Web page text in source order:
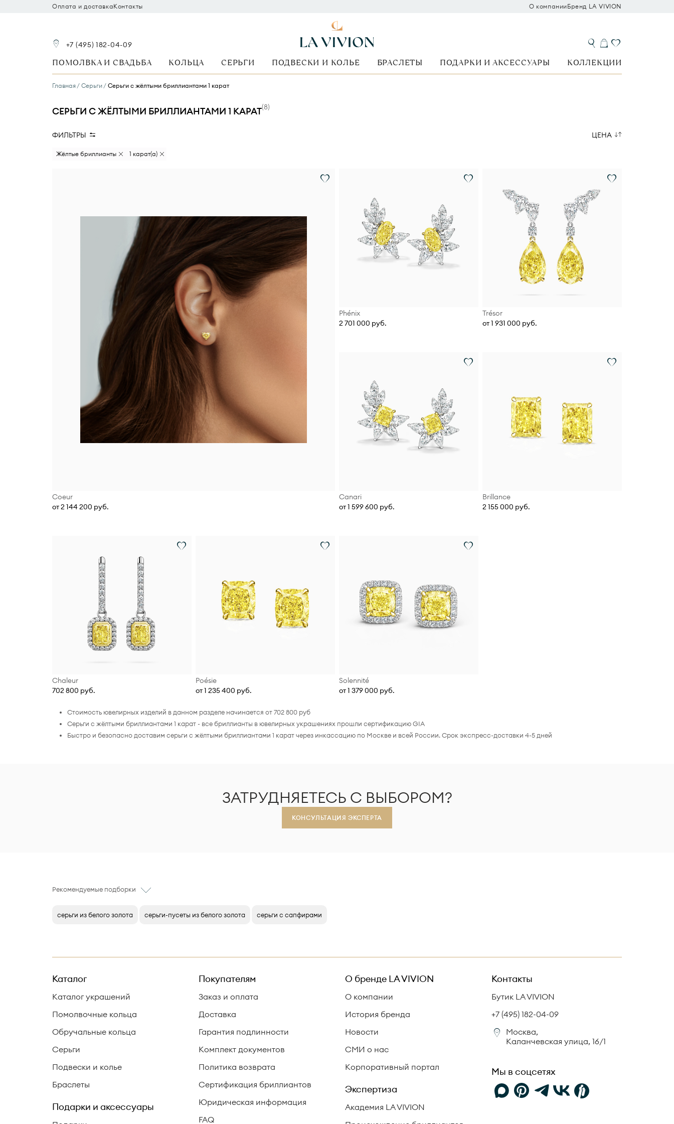
Оплата и доставкаКонтакты О компанииБренд LA VIVION
+7 (495) 182-04-09
ПОМОЛВКА И СВАДЬБА КОЛЬЦА СЕРЬГИ ПОДВЕСКИ И КОЛЬЕ БРАСЛЕТЫ ПОДАРКИ И АКСЕССУАРЫ КОЛЛЕКЦИИ
Главная Серьги Серьги с жёлтыми бриллиантами 1 карат
СЕРЬГИ С ЖЁЛТЫМИ БРИЛЛИАНТАМИ 1 КАРАТ(8)
ФИЛЬТРЫ
Жёлтые бриллианты 1 карат(а)
ЦЕНА
Coeur
от 2 144 200 руб.
Phénix
2 701 000 руб.
Trésor
от 1 931 000 руб.
Canari
от 1 599 600 руб.
Brillance
2 155 000 руб.
Chaleur
702 800 руб.
Poésie
от 1 235 400 руб.
Solennité
от 1 379 000 руб.
Стоимость ювелирных изделий в данном разделе начинается от 702 800 руб
Серьги с жёлтыми бриллиантами 1 карат - все бриллианты в ювелирных украшениях прошли сертификацию GIA
Быстро и безопасно доставим серьги с жёлтыми бриллиантами 1 карат через инкассацию по Москве и всей России. Срок экспресс-доставки 4-5 дней
ЗАТРУДНЯЕТЕСЬ С ВЫБОРОМ?
КОНСУЛЬТАЦИЯ ЭКСПЕРТА
Рекомендуемые подборки
серьги из белого золота серьги-пусеты из белого золота серьги с сапфирами
Каталог
Каталог украшений
Помолвочные кольца
Обручальные кольца
Серьги
Подвески и колье
Браслеты
Подарки и аксессуары
Покупателям
Заказ и оплата
Доставка
Гарантия подлинности
Комплект документов
Политика возврата
Сертификация бриллиантов
Юридическая информация
FAQ
О бренде LA VIVION
О компании
История бренда
Новости
СМИ о нас
Корпоративный портал
Экспертиза
Академия LA VIVION
Контакты
Бутик LA VIVION
+7 (495) 182-04-09
Москва,
Каланчевская улица, 16/1
Мы в соцсетях